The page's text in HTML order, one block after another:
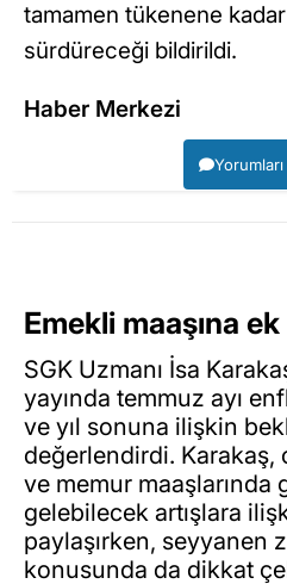
tamamen tükenene
sürdüreceği bildirildi.
Haber Merkezi
Emekli maaşına
SGK Uzmanı İsa
yayında temmuz ayı
ve yıl sonuna ilişkin
değerlendirdi. Karakaş,
ve memur maaşlarında
gelebilecek artışlara
paylaşırken, seyyanen
konusunda da dikkat